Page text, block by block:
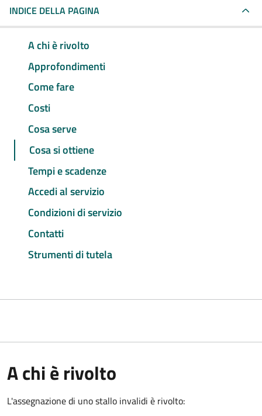
INDICE DELLA PAGINA
A chi è rivolto
Approfondimenti
Come fare
Costi
Cosa serve
Cosa si ottiene
Tempi e scadenze
Accedi al servizio
Condizioni di servizio
Contatti
Strumenti di tutela
A chi è rivolto
L'assegnazione di uno stallo invalidi è rivolto: